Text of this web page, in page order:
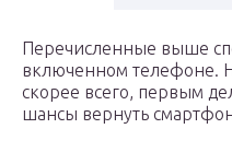
Перечисленные выше
включенном телефоне.
скорее всего, первым
шансы вернуть